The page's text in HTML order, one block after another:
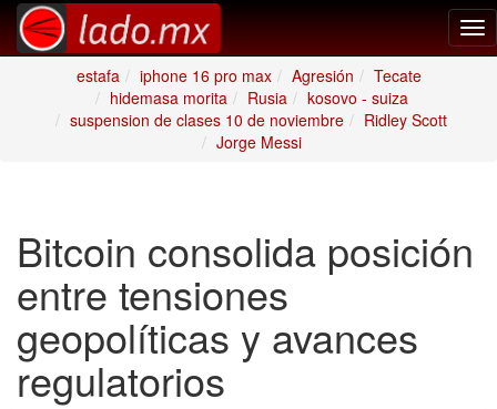
estafa
iphone 16 pro max Agresión
Tecate
hidemasa morita
Rusia
kosovo - suiza
suspension de clases 10 de noviembre
Ridley Scott
Jorge Messi
Bitcoin consolida posición
entre tensiones
geopolíticas y avances
regulatorios